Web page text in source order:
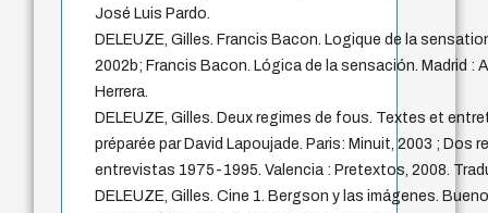
José Luis Pardo.
DELEUZE, Gilles. Francis Bacon. Logique de la
2002b; Francis Bacon. Lógica de la sensación. Madrid :
Herrera.
DELEUZE, Gilles. Deux regimes de fous. Textes et
préparée par David Lapoujade. Paris: Minuit, 2003 ; Dos
entrevistas 1975-1995. Valencia : Pretextos, 2008.
DELEUZE, Gilles. Cine 1. Bergson y las imágenes.